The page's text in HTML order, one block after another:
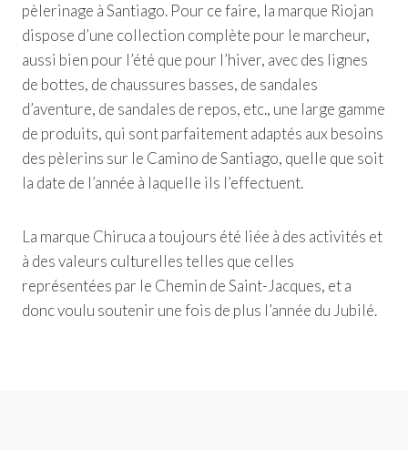
pèlerinage à Santiago. Pour ce faire, la marque Riojan
dispose d’une collection complète pour le marcheur,
aussi bien pour l’été que pour l’hiver, avec des lignes
de bottes, de chaussures basses, de sandales
d’aventure, de sandales de repos, etc., une large gamme
de produits, qui sont parfaitement adaptés aux besoins
des pèlerins sur le Camino de Santiago, quelle que soit
la date de l’année à laquelle ils l’effectuent.
La marque Chiruca a toujours été liée à des activités et
à des valeurs culturelles telles que celles
représentées par le Chemin de Saint-Jacques, et a
donc voulu soutenir une fois de plus l’année du Jubilé.